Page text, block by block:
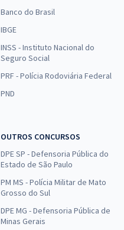
Banco do Brasil
IBGE
INSS - Instituto Nacional do
Seguro Social
PRF - Polícia Rodoviária Federal
PND
OUTROS CONCURSOS
DPE SP - Defensoria Pública do
Estado de São Paulo
PM MS - Polícia Militar de Mato
Grosso do Sul
DPE MG - Defensoria Pública de
Minas Gerais